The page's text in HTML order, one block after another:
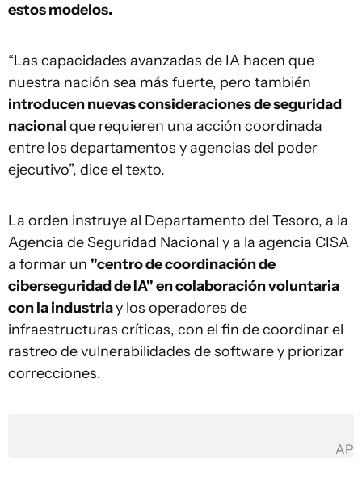
estos modelos.
“Las capacidades avanzadas de IA hacen que
nuestra nación sea más fuerte, pero también
introducen nuevas consideraciones de seguridad
nacionalque requieren una acción coordinada
entre los departamentos y agencias del poder
ejecutivo”, dice el texto.
La orden instruye al Departamento del Tesoro, a la
Agencia de Seguridad Nacional y a la agencia CISA
a formar un "centro de coordinación de
ciberseguridad de IA" en colaboración voluntaria
con la industriay los operadores de
infraestructuras críticas, con el fin de coordinar el
rastreo de vulnerabilidades de software y priorizar
correcciones.
AP